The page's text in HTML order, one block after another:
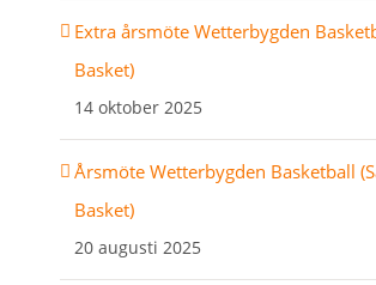
Extra årsmöte Wetterbygden
Basket)
14 oktober 2025
Årsmöte Wetterbygden Basketball
Basket)
20 augusti 2025